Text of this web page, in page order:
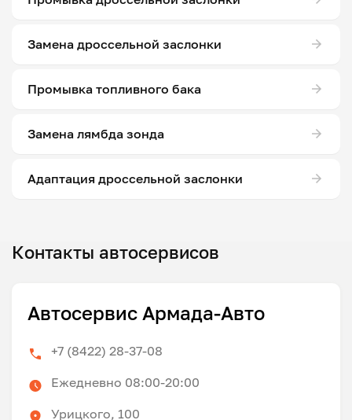
Замена дроссельной заслонки
Промывка топливного бака
Замена лямбда зонда
Адаптация дроссельной заслонки
Контакты автосервисов
Автосервис Армада-Авто
+7 (8422) 28-37-08
Ежедневно 08:00-20:00
Урицкого, 100